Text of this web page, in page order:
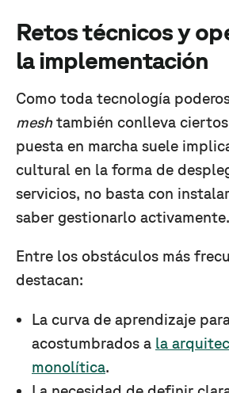
Retos técnicos y
la implementación
Como toda tecnología
meshtambién conlleva
puesta en marcha suele
cultural en la forma de
servicios, no basta con
saber gestionarlo activamente.
Entre los obstáculos más
destacan:
La curva de aprendizaje
acostumbrados a la
monolítica.